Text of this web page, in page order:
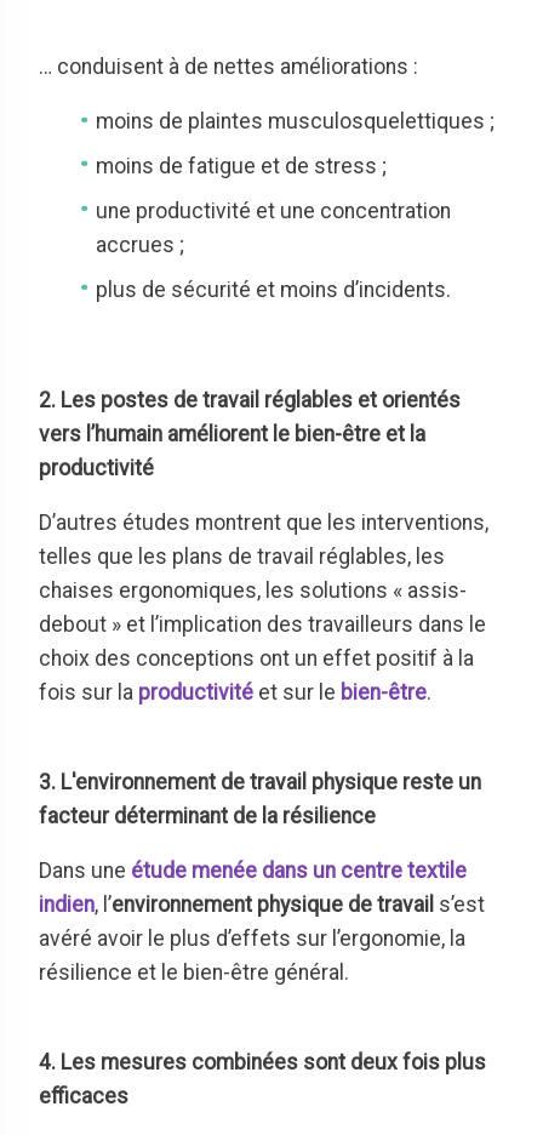
… conduisent à de nettes améliorations :
moins de plaintes musculosquelettiques ;
moins de fatigue et de stress ;
une productivité et une concentration
accrues ;
plus de sécurité et moins d’incidents.
2. Les postes de travail réglables et orientés
vers l’humain améliorent le bien-être et la
productivité
D’autres études montrent que les interventions,
telles que les plans de travail réglables, les
chaises ergonomiques, les solutions « assis-
debout » et l’implication des travailleurs dans le
choix des conceptions ont un effet positif à la
fois sur la productivité et sur le bien-être.
3. L'environnement de travail physique reste un
facteur déterminant de la résilience
Dans une étude menée dans un centre textile
indien, l’environnement physique de travail s’est
avéré avoir le plus d’effets sur l’ergonomie, la
résilience et le bien-être général.
4. Les mesures combinées sont deux fois plus
efficaces